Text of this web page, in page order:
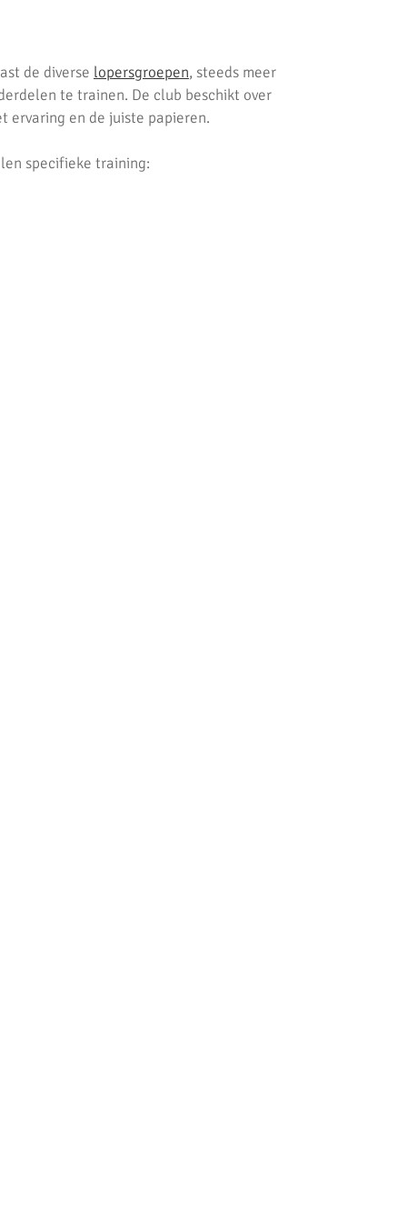
de diverse lopersgroepen, steeds meer
te trainen. De club beschikt over
ervaring en de juiste papieren.
specifieke training: